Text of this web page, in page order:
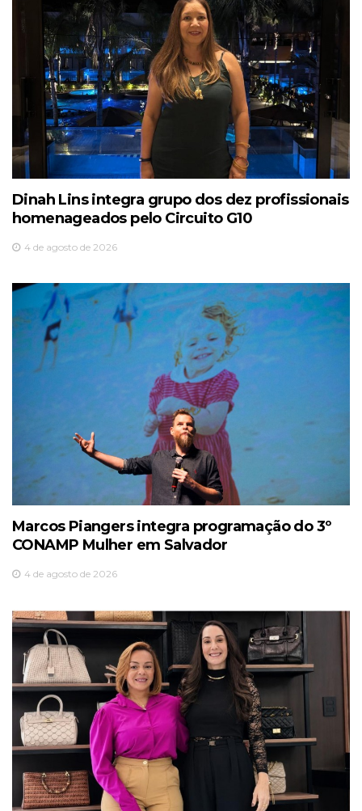
Dinah Lins integra grupo dos dez profissionais
homenageados pelo Circuito G10
4 de agosto de 2026
Marcos Piangers integra programação do 3º
CONAMP Mulher em Salvador
4 de agosto de 2026